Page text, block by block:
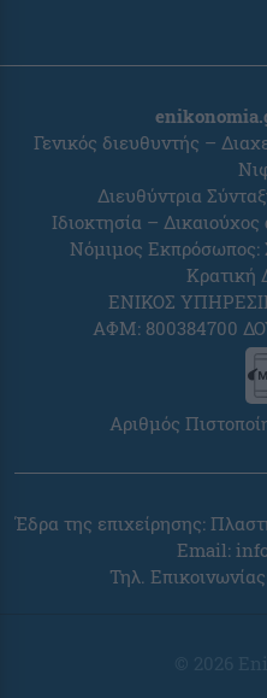
Γενικός διευθυντής –
Διευθύντρια
Ιδιοκτησία –
Νόμιμος Εκπρόσωπος:
Κρατική
ΕΝΙΚΟΣ
ΑΦΜ: 800384700
Αριθμός
Έδρα της επιχείρησης:
Email:
Τηλ.